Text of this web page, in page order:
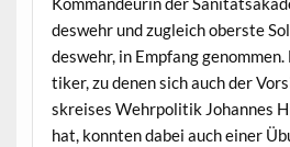
deswehr und zugle­ich ober­ste
deswehr, in Emp­fang
tik­er, zu denen sich auch der
skreis­es Wehrpoli­tik Johannes
hat, kon­nten dabei auch ein­er